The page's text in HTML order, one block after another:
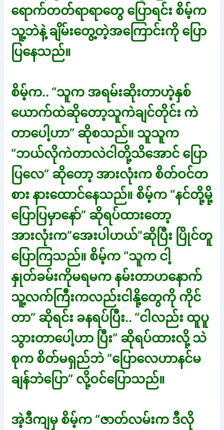
ရောက်တတ်ရာရာတွေ ပြောရင်း စိမ့်က
သူ့ဘဲနဲ့ ချိမ်းတွေ့တဲ့အကြောင်းကို ပြော
ပြနေသည်။
စိမ့်က.. “သူက အရမ်းဆိုးတာဟဲ့နှစ်
ယောက်ထဲဆိုတော့သူကဲချင်တိုင်း ကဲ
တာပေါ့ဟာ” ဆိုစသည်။ သူသူက
“ဘယ်လိုကဲတာလဲငါတို့သိအောင် ပြော
ပြလေ” ဆိုတော့ အားလုံးက စိတ်ဝင်တ
စား နားထောင်နေသည်။ စိမ့်က “နင်တို့မို့
ပြောပြမှာနော်” ဆိုရပ်ထားတော့
အားလုံးက”အေးပါဟယ်”ဆိုပြီး ပြိုင်တူ
ပြောကြသည်။ စိမ့်က “သူက ငါ့
နှုတ်ခမ်းကိုမရမက နမ်းတာဟနောက်
သူ့လက်ကြီးကလည်းငါနို့တွေကို ကိုင်
တာ” ဆိုရင်း ခနရပ်ပြီး.. “ငါလည်း ထူပူ
သွားတာပေါ့ဟာ ပြီး” ဆိုရပ်ထားလို့ သဲ
စုက စိတ်မရှည်ဘဲ “ပြောလေဟာနင်မ
ချန်ဘဲပြော” လို့ဝင်ပြောသည်။
အဲ့ဒီကျမှ စိမ့်က “ဇာတ်လမ်းက ဒီလို